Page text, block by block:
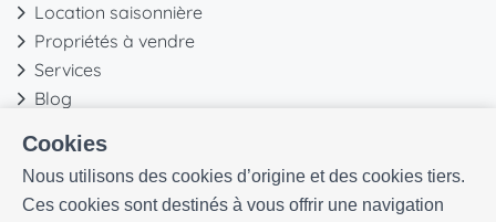
Cookies
Nous utilisons des cookies d’origine et des cookies tiers.
Ces cookies sont destinés à vous offrir une navigation
Location saisonnière
Propriétés à vendre
Services
Blog
Plus d'informations
Notre histoire